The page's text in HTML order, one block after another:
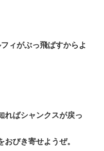
ィがぶっ飛ばすからよ
ればシャンクスが戻っ
おびき寄せようぜ。